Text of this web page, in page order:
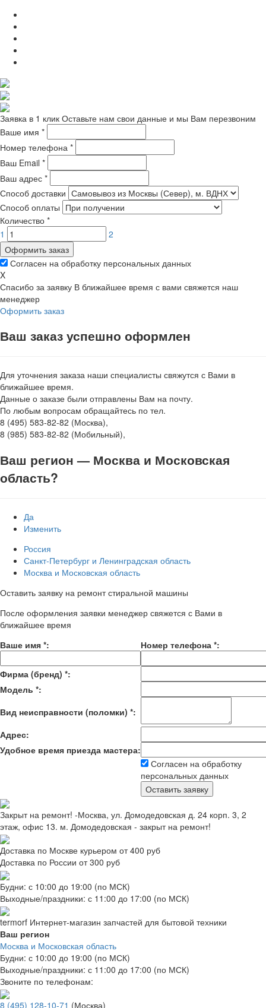
Заявка в 1 клик Оставьте нам свои данные и мы Вам перезвоним
Ваше имя *
Номер телефона *
Ваш Email *
Ваш адрес *
Способ доставки
Способ оплаты
Количество *
1
2
Оформить заказ
Согласен на обработку персональных данных
X
Спасибо за заявку В ближайшее время с вами свяжется наш
менеджер
Оформить заказ
Ваш заказ успешно оформлен
Для уточнения заказа наши специалисты свяжутся с Вами в
ближайшее время.
Данные о заказе были отправлены Вам на почту.
По любым вопросам обращайтесь по тел.
8 (495) 583-82-82 (Москва),
8 (985) 583-82-82 (Мобильный),
Ваш регион — Москва и Московская
область?
Да
Изменить
Россия
Санкт-Петербург и Ленинградская область
Москва и Московская область
Оставить заявку на ремонт стиральной машины
После оформления заявки менеджер свяжется с Вами в
ближайшее время
Ваше имя *: Номер телефона *:
Фирма (бренд) *:
Модель *:
Вид неисправности (поломки) *:
Адрес:
Удобное время приезда мастера:
Согласен на обработку
персональных данных
Закрыт на ремонт! -Москва, ул. Домодедовская д. 24 корп. 3, 2
этаж, офис 13. м. Домодедовская - закрыт на ремонт!
Доставка по Москве курьером от 400 руб
Доставка по России от 300 руб
Будни: с 10:00 до 19:00 (по МСК)
Выходные/праздники: с 11:00 до 17:00 (по МСК)
termorf Интернет-магазин запчастей для бытовой техники
Ваш регион
Москва и Московская область
Будни: с 10:00 до 19:00 (по МСК)
Выходные/праздники: с 11:00 до 17:00 (по МСК)
Звоните по телефонам:
8 (495) 128-10-71 (Москва)